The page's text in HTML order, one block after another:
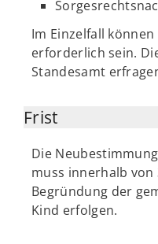
Im Einzelfall
erforderlich sein.
Standesamt
Frist
Die
muss innerhalb von
Begründung der
Kind erfolgen.